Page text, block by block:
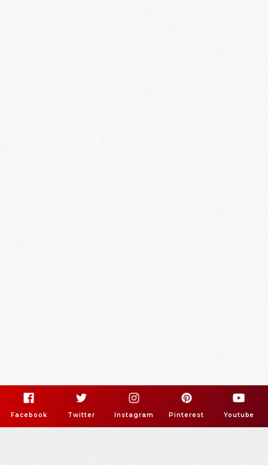
Facebook Twitter Instagram Pinterest Youtube